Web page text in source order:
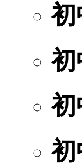
初
初
初
初